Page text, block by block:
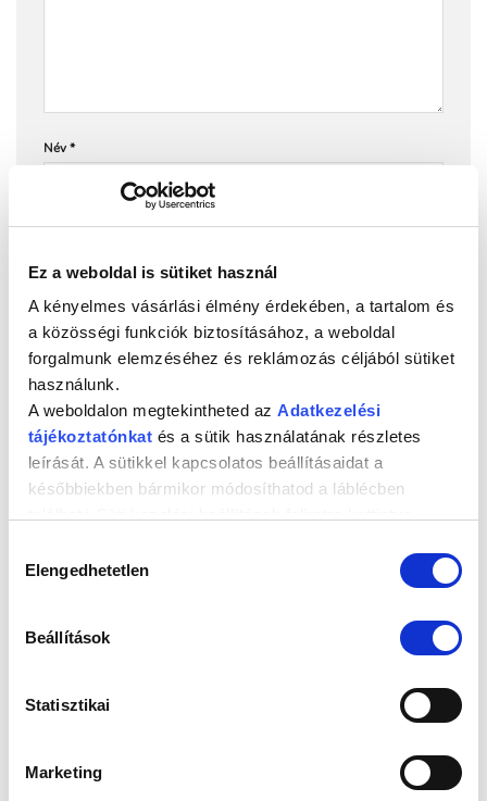
Ez a weboldal is sütiket használ
A kényelmes vásárlási élmény érdekében, a tartalom és
a közösségi funkciók biztosításához, a weboldal
forgalmunk elemzéséhez és reklámozás céljából sütiket
használunk.
A weboldalon megtekintheted azAdatkezelési
tájékoztatónkat és a sütik használatának részletes
leírását. A sütikkel kapcsolatos beállításaidat a
későbbiekben bármikor módosíthatod a láblécben
kiválasztása
Elengedhetetlen
Beállítások
Statisztikai
Marketing
Név*
Honlap
A nevem, e-mail címem, és weboldalcímem mentése a
böngészőben a következő hozzászólásomhoz.
A BioGaia Patika webshopot a Mikrobiom Kft. hozta létre, a BioGaia
hivatalos magyarországi disztribútora, a BG Distribution Hungary Kft.
01 Az úti patika fontos része: BioGaia ORS